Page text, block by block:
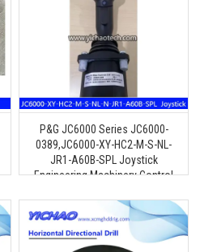
P&G JC6000 Series JC6000-
0389,JC6000-XY-HC2-M-S-NL-
JR1-A60B-SPL Joystick
Engineering Machinery Control